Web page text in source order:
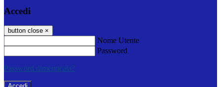
Accedi
button close ×
Nome Utente
Password
Password dimenticata?